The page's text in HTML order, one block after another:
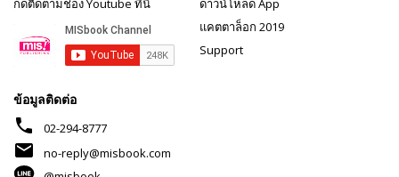
กดติดตามช่อง Youtube ที่นี่
ดาวน์โหลด App
แคตตาล็อก 2019
Support
ข้อมูลติดต่อ
phone 02-294-8777
mail
no-reply@misbook.com